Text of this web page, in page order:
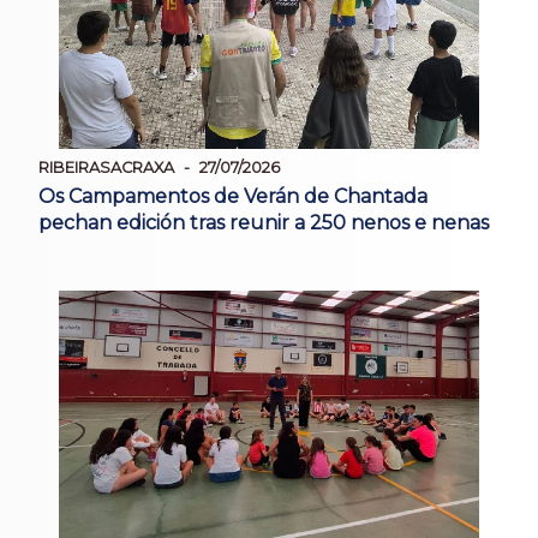
RIBEIRASACRAXA 27/07/2026
Os Campamentos de Verán de Chantada
pechan edición tras reunir a 250 nenos e nenas